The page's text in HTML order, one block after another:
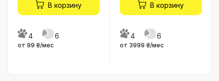
В корзину
4 6
от 99 ₴/мес
В корзину
4 6
от 3999 ₴/мес